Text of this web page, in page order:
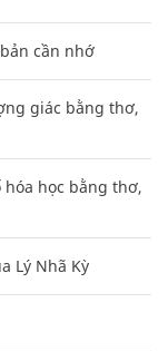
cần nhớ
giác bằng thơ,
học bằng thơ,
Lý Nhã Kỳ